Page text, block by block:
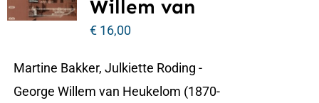
Willem van
€16,00
Martine Bakker, Julkiette Roding -
George Willem van Heukelom (1870-